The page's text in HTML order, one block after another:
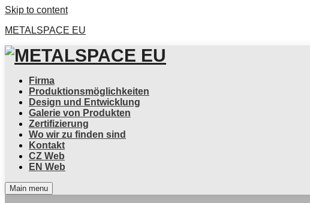
Skip to content
METALSPACE EU
Firma
Produktionsmöglichkeiten
Design und Entwicklung
Galerie von Produkten
Zertifizierung
Wo wir zu finden sind
Kontakt
CZ Web
EN Web
Main menu